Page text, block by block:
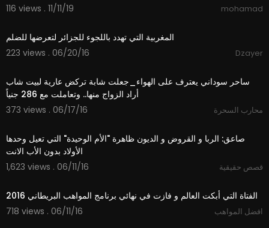
116 views . 11/11/19
mohamad
المغربية التي تهدد باللجوء للجزائر لتعرضها للضلم
223 views . 06/20/16
Dzayer
ساحر سوداني يعترف على الهواء_جعلت شابة تركض عارية لبيت شاب
أراد الزواج منها.. وتعاملت مع 286 جنياً
373 views . 06/17/16
محارب السحرة
صاعق: الربا و القروض و الديون ظاهرة "الأم الوحيدة" التي تعيل وحدها
الأولاد بدون الأب الانت
1,623 views . 06/11/16
قصص حقيقية
الفتاة التي أبكت العالم و فازت في نهائي برنامج المواهب البريطاني 2016
718 views . 06/11/16
افضل المواهب